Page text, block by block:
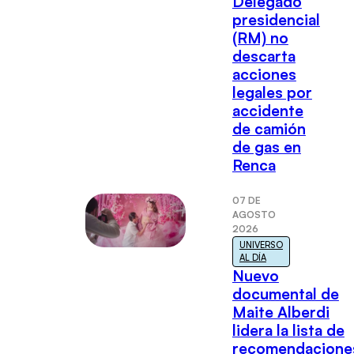
presidencial
(RM) no
descarta
acciones
legales por
accidente
de camión
de gas en
Renca
07 DE
AGOSTO
2026
UNIVERSO
AL DÍA
Nuevo
documental de
Maite Alberdi
lidera la lista de